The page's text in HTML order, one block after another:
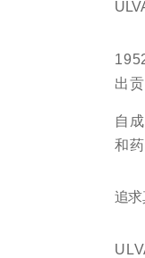
出
自
和
追